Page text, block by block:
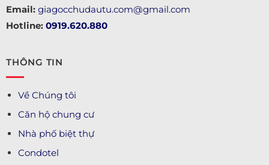
Email: giagocchudautu.com@gmail.com
Hotline: 0919.620.880
THÔNG TIN
Về Chúng tôi
Căn hộ chung cư
Nhà phố biệt thự
Condotel